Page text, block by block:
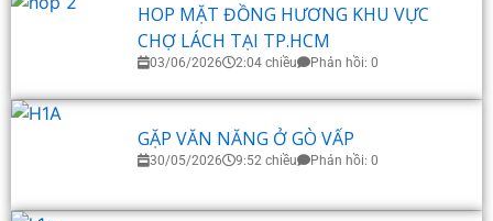
HOP MẶT ĐỒNG HƯƠNG KHU VỰC
CHỢ LÁCH TẠI TP.HCM
03/06/2026 2:04 chiều Phản hồi: 0
GẶP VĂN NĂNG Ở GÒ VẤP
30/05/2026 9:52 chiều Phản hồi: 0